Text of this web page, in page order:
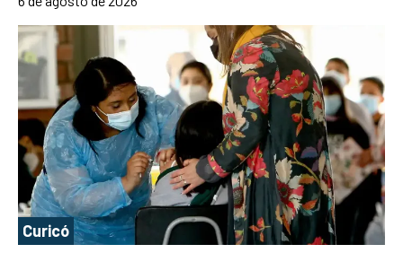
Curicó